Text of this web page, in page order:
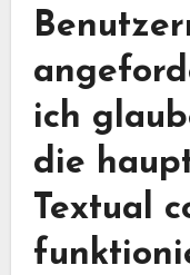
ich
die
Textual